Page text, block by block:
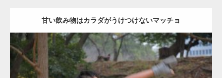
甘い飲み物はカラダがうけつけないマッチョ